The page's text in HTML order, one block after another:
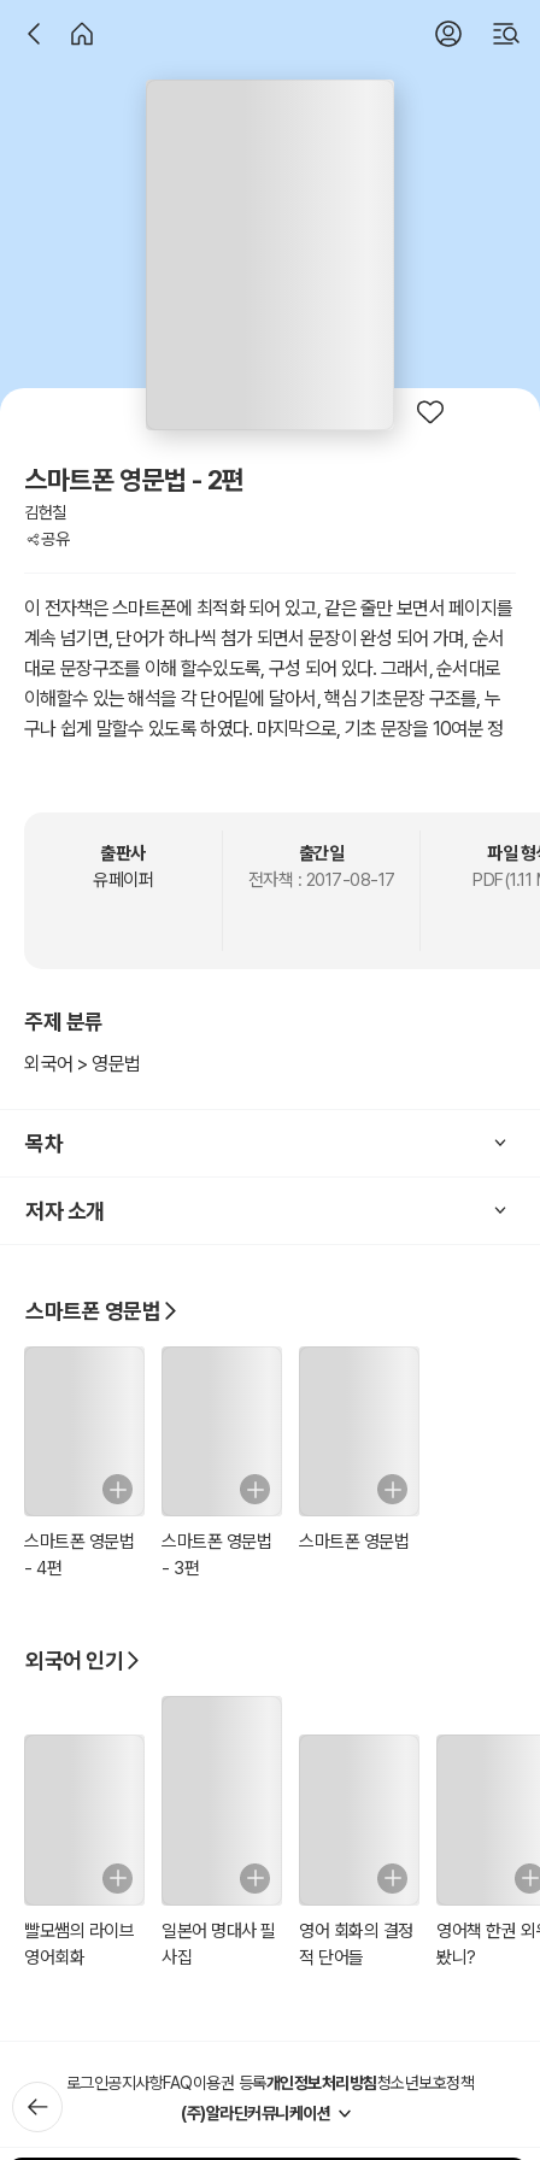
스마트폰 영문법 - 2편
김헌칠
공유
이 전자책은 스마트폰에 최적화 되어 있고, 같은 줄만 보면서 페이지를
계속 넘기면, 단어가 하나씩 첨가 되면서 문장이 완성 되어 가며, 순서
대로 문장구조를 이해 할수있도록, 구성 되어 있다. 그래서, 순서대로
이해할수 있는 해석을 각 단어밑에 달아서, 핵심 기초문장 구조를, 누
구나 쉽게 말할수 있도록 하였다. 마지막으로, 기초 문장을 10여분 정
할생각이다―――시작하는것을 Will――――――you―――――
―start?――――――→ Will―――――― you―――――― s
작 ――――― 안할것이다―――――――――――→ 나는――
――할생각이 ―――아니다――――시작하는것을 I―――――
→나는―― 할생각이 있었다―시작하는것을 ( 그래서 할생각이 있다
―――――― you―――――― start? 너는―――――시작 할
――――not――――start. ――――――→ I ―――――― w
출판사
유페이퍼
출간일
전자책 : 2017-08-17
파일 형
PDF(1.11
주제 분류
외국어 > 영문법
목차
저자 소개
스마트폰 영문법
스마트폰 영문법
- 4편
스마트폰 영문법
- 3편
스마트폰 영문법
외국어 인기
빨모쌤의 라이브
영어회화
일본어 명대사 필
사집
영어 회화의 결정
적 단어들
영어책 한권 외
봤니?
로그인공지사항FAQ이용권 등록개인정보처리방침청소년보호정책
(주)알라딘커뮤니케이션